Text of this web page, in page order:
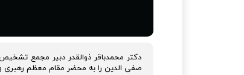
دکتر محمدباقر ذوالقدر دبیر مجمع
صفی الدین را به محضر مقام معظم